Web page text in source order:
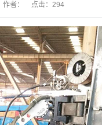
作者： 点击： 294